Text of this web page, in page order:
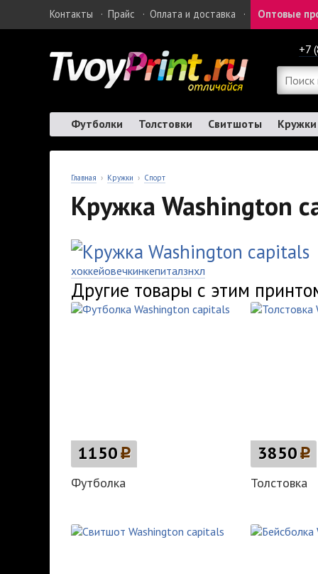
Контакты · Прайс · Оплата и доставка · Оптовые
+7
Футболки Толстовки Свитшоты Кружки
Главная › Кружки › Спорт
Кружка Washington
хоккейовечкинкепиталзнхл
Другие товары с этим
1150p
Футболка
3850p
Толстовка